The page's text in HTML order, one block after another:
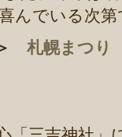
んでいる次第
札幌まつり